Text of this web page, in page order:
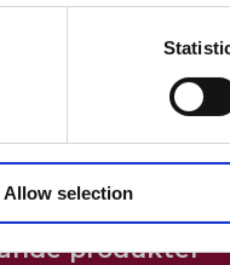
Allow selection
Skriv en recension
produkter